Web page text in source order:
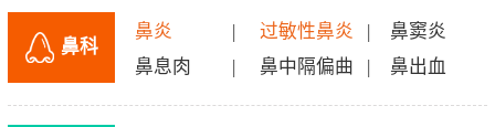
鼻科
鼻炎 | 过敏性鼻炎 |
鼻窦炎
鼻息肉
| 鼻中隔偏曲 | 鼻出血